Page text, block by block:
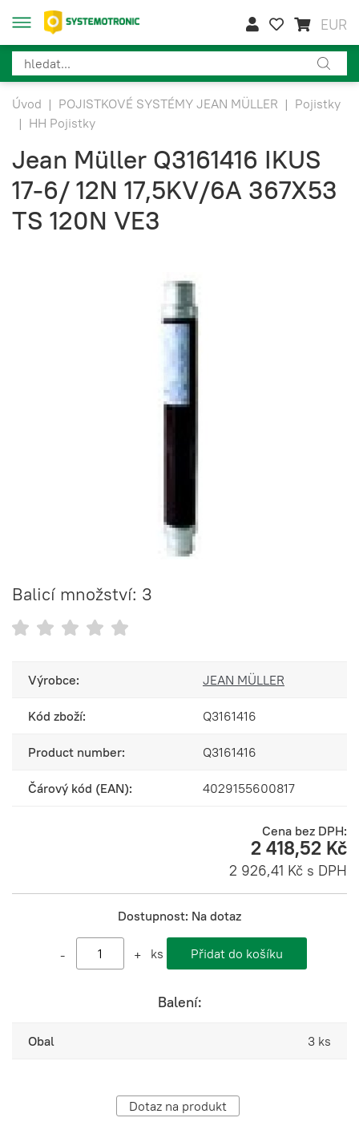
EUR
Úvod | POJISTKOVÉ SYSTÉMY JEAN MÜLLER | Pojistky
| HH Pojistky
Jean Müller Q3161416 IKUS
17-6/ 12N 17,5KV/6A 367X53
TS 120N VE3
Balicí množství: 3
Výrobce: JEAN MÜLLER
Kód zboží: Q3161416
Product number: Q3161416
Čárový kód (EAN): 4029155600817
Cena bez DPH:
2 418,52 Kč
2 926,41 Kč s DPH
Dostupnost: Na dotaz
- + ks
Balení:
Obal 3 ks
Dotaz na produkt